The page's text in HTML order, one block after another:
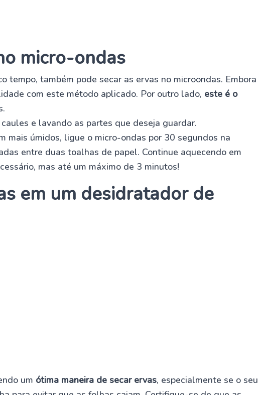
micro-ondas
tempo, também pode secar as ervas no microondas. Embora
com este método aplicado. Por outro lado, este é o
e lavando as partes que deseja guardar.
mais úmidos, ligue o micro-ondas por 30 segundos na
entre duas toalhas de papel. Continue aquecendo em
mas até um máximo de 3 minutos!
em um desidratador de
um ótima maneira de secar ervas, especialmente se o seu